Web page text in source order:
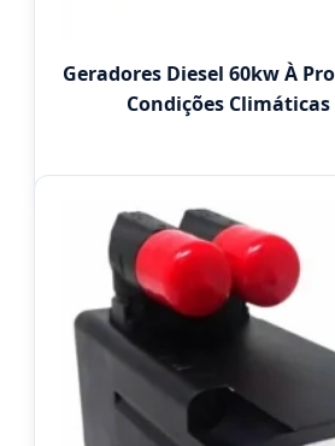
Geradores Diesel 60kw À
Condições Climáticas